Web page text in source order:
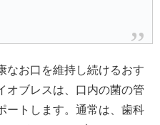
なお口を維持し続けるおす
オブレスは、口内の菌の管
ートします。通常は、歯科